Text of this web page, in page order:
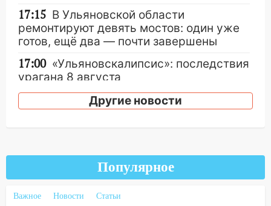
17:15 В Ульяновской области
ремонтируют девять мостов: один уже
готов, ещё два — почти завершены
17:00 «Ульяновскалипсис»: последствия
урагана 8 августа
16:38
Прогноз погоды в Ульяновской
области на 9 августа
16:17 Мелекесский район первым в
Ульяновской области намолотил более
Другие новости
Популярное
Важное Новости Статьи